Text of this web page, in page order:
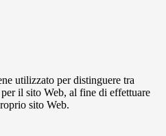
utilizzato per distinguere tra
il sito Web, al fine di effettuare
sito Web.